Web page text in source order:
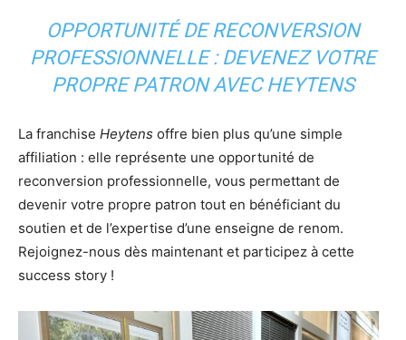
OPPORTUNITÉ DE RECONVERSION
PROFESSIONNELLE : DEVENEZ VOTRE
PROPRE PATRON AVEC HEYTENS
La franchise Heytens offre bien plus qu’une simple
affiliation : elle représente une opportunité de
reconversion professionnelle, vous permettant de
devenir votre propre patron tout en bénéficiant du
soutien et de l’expertise d’une enseigne de renom.
Rejoignez-nous dès maintenant et participez à cette
success story !